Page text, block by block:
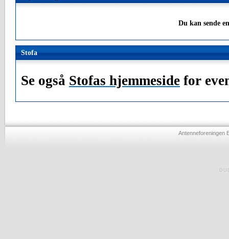
Du kan sende
Stofa
Se også Stofas hjemmeside for
Antenneforeningen